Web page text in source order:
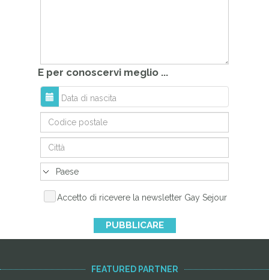
E per conoscervi meglio ...
Accetto di ricevere la newsletter Gay Sejour
PUBBLICARE
FEATURED PARTNER